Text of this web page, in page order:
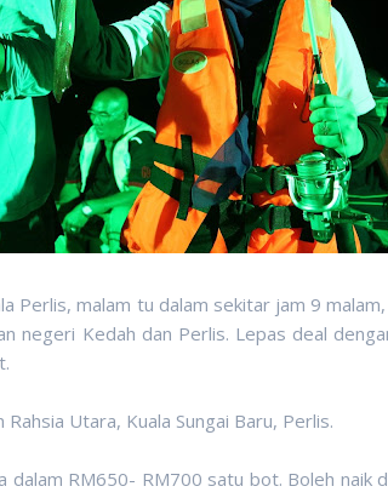
Perlis, malam tu dalam sekitar jam 9
negeri Kedah dan Perlis. Lepas deal
Utara, Kuala Sungai Baru, Perlis.
RM650- RM700 satu bot. Boleh naik